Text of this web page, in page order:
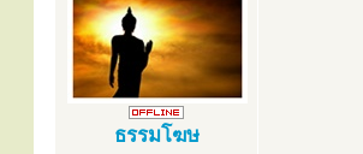
ธรรมโฆษ